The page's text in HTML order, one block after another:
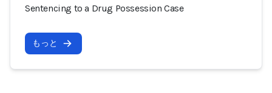
Sentencing to a Drug Possession Case
もっと